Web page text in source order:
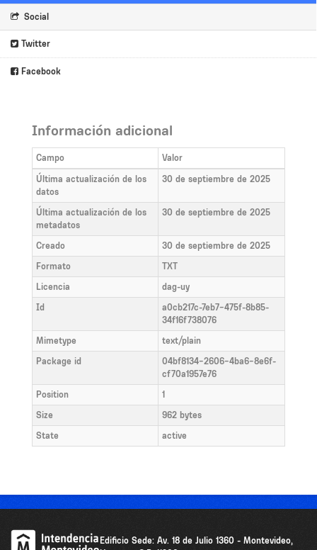
Social
Twitter
Facebook
Información adicional
Campo
Valor
Última actualización de los
datos
30 de septiembre de 2025
Última actualización de los
metadatos
30 de septiembre de 2025
Creado
30 de septiembre de 2025
Formato
TXT
Licencia
dag-uy
Id
a0cb217c-7eb7-475f-8b85-
34f16f738076
Mimetype
text/plain
Package id
04bf8134-2606-4ba6-8e6f-
cf70a1957e76
Position
1
Size
962 bytes
State
active
Edificio Sede: Av. 18 de Julio 1360 - Montevideo,